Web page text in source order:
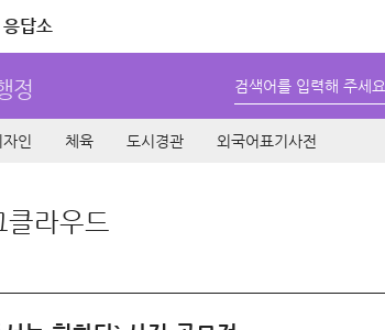
응답소
정 검색어를 입력해 주세요
인 체육 도시경관 외국어표기사전
라우드